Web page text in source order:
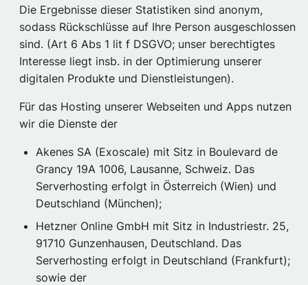
Die Ergebnisse dieser Statistiken sind anonym,
sodass Rückschlüsse auf Ihre Person ausgeschlossen
sind. (Art 6 Abs 1 lit f DSGVO; unser berechtigtes
Interesse liegt insb. in der Optimierung unserer
digitalen Produkte und Dienstleistungen).
Für das Hosting unserer Webseiten und Apps nutzen
wir die Dienste der
Akenes SA (Exoscale) mit Sitz in Boulevard de
Grancy 19A 1006, Lausanne, Schweiz. Das
Serverhosting erfolgt in Österreich (Wien) und
Deutschland (München);
Hetzner Online GmbH mit Sitz in Industriestr. 25,
91710 Gunzenhausen, Deutschland. Das
Serverhosting erfolgt in Deutschland (Frankfurt);
sowie der